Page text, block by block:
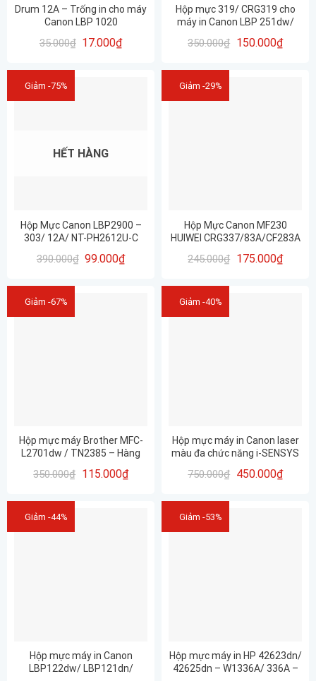
Drum 12A – Trống in cho máy
Canon LBP 1020
35.000₫ 17.000₫
Hộp mực 319/ CRG319 cho
máy in Canon LBP 251dw/
mới 100%- Full hộp – Bảo
350.000₫ 150.000₫
Giảm -75%
HẾT HÀNG
Hộp Mực Canon LBP2900 –
303/ 12A/ NT-PH2612U-C
390.000₫ 99.000₫
Giảm -29%
Hộp Mực Canon MF230
HUIWEI CRG337/83A/CF283A
245.000₫ 175.000₫
Giảm -67%
Hộp mực máy Brother MFC-
L2701dw / TN2385 – Hàng
350.000₫ 115.000₫
Giảm -40%
Hộp mực máy in Canon laser
màu đa chức năng i-SENSYS
CRG067C, CRG067Y,
CHÍNH HÃNG PROSPECT
750.000₫ 450.000₫
Giảm -44%
Hộp mực máy in Canon
LBP122dw/ LBP121dn/
Giảm -53%
Hộp mực máy in HP 42623dn/
42625dn – W1336A/ 336A –